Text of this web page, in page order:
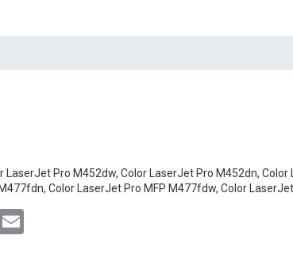
LaserJet Pro M452dw, Color LaserJet Pro M452dn,
Color LaserJet Pro MFP M477fdw, Color